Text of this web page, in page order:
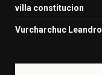
villa constitucion
Vurcharchuc Leandro